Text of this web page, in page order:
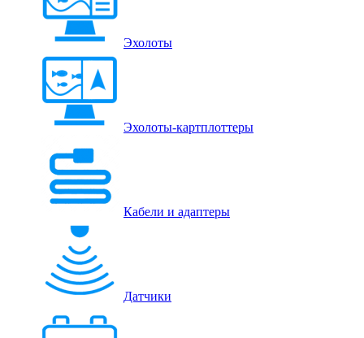
Эхолоты
Эхолоты-картплоттеры
Кабели и адаптеры
Датчики